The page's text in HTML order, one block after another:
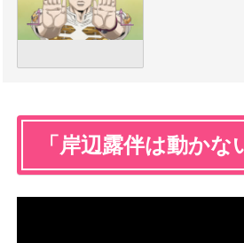
「岸辺露伴は動かな